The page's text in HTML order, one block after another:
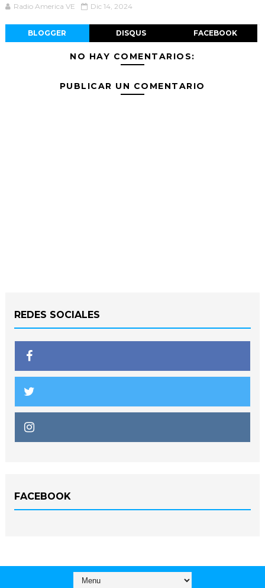
Radio America VE Dic 14, 2024
BLOGGER DISQUS FACEBOOK
NO HAY COMENTARIOS:
PUBLICAR UN COMENTARIO
REDES SOCIALES
FACEBOOK